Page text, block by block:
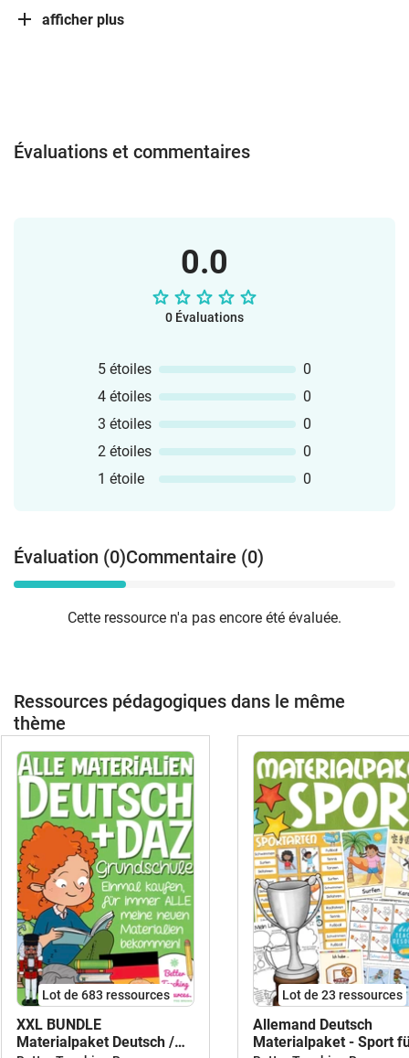
afficher plus
Évaluations et commentaires
0.0
0 Évaluations
5 étoiles
0
4 étoiles
0
3 étoiles
0
2 étoiles
0
1 étoile
0
Évaluation (0)Commentaire (0)
Cette ressource n'a pas encore été évaluée.
Ressources pédagogiques dans le même
thème
Lot de 683 ressources
XXL BUNDLE
Materialpaket Deutsch /
Lot de 23 ressources
Allemand Deutsch
Materialpaket - Sport